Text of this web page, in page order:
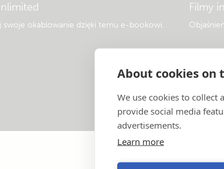
About cookies on
We use cookies to collect
provide social media
advertisements.
Learn more
swoje okablowanie dzięki temu e-bookowi.
Filmy